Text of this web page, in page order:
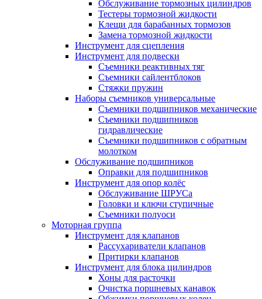
Обслуживание тормозных цилиндров
Тестеры тормозной жидкости
Клещи для барабанных тормозов
Замена тормозной жидкости
Инструмент для сцепления
Инструмент для подвески
Съемники реактивных тяг
Съемники сайлентблоков
Стяжки пружин
Наборы съемников универсальные
Съемники подшипников механические
Съемники подшипников
гидравлические
Съемники подшипников с обратным
молотком
Обслуживание подшипников
Оправки для подшипников
Инструмент для опор колёс
Обслуживание ШРУСа
Головки и ключи ступичные
Съемники полуоси
Моторная группа
Инструмент для клапанов
Рассухариватели клапанов
Притирки клапанов
Инструмент для блока цилиндров
Хоны для расточки
Очистка поршневых канавок